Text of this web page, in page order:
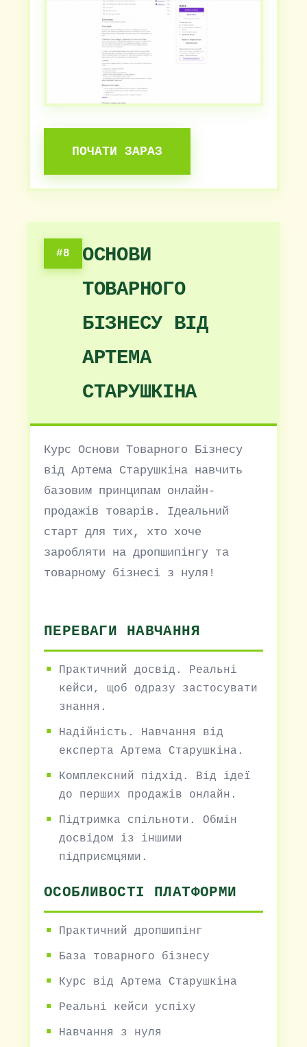
ПОЧАТИ ЗАРАЗ
#8
ОСНОВИ
ТОВАРНОГО
БІЗНЕСУ ВІД
АРТЕМА
СТАРУШКІНА
Курс Основи Товарного Бізнесу
від Артема Старушкіна навчить
базовим принципам онлайн-
продажів товарів. Ідеальний
старт для тих, хто хоче
заробляти на дропшипінгу та
товарному бізнесі з нуля!
ПЕРЕВАГИ НАВЧАННЯ
Практичний досвід. Реальні
кейси, щоб одразу застосувати
знання.
Надійність. Навчання від
експерта Артема Старушкіна.
Комплексний підхід. Від ідеї
до перших продажів онлайн.
Підтримка спільноти. Обмін
досвідом із іншими
підприємцями.
ОСОБЛИВОСТІ ПЛАТФОРМИ
Практичний дропшипінг
База товарного бізнесу
Курс від Артема Старушкіна
Реальні кейси успіху
Навчання з нуля